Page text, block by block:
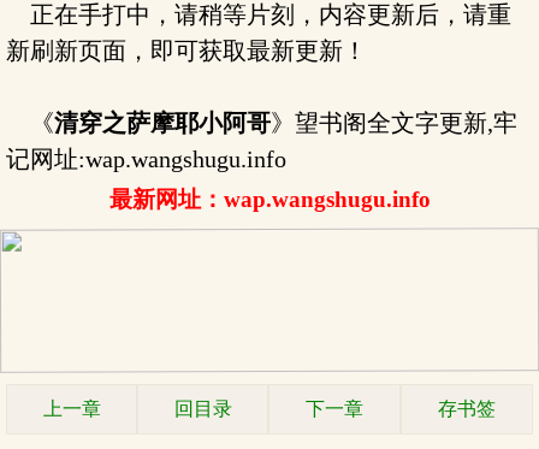
正在手打中，请稍等片刻，内容更新后，请重
新刷新页面，即可获取最新更新！
《清穿之萨摩耶小阿哥》望书阁全文字更新,牢
记网址:wap.wangshugu.info
最新网址：wap.wangshugu.info
上一章 回目录 下一章 存书签